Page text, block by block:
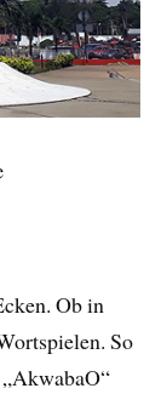
Ob in
So